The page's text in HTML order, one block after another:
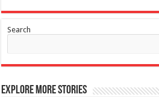
Search
Explore More Stories